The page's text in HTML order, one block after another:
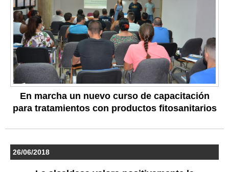
En marcha un nuevo curso de capacitación
para tratamientos con productos fitosanitarios
26/06/2018